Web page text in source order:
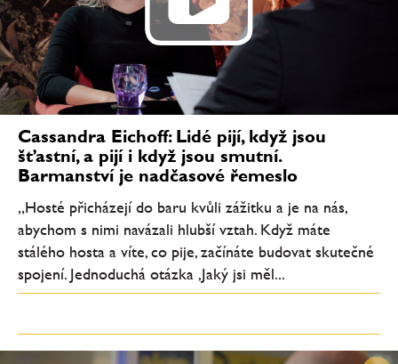
Cassandra Eichoff: Lidé pijí, když jsou
šťastní, a pijí i když jsou smutní.
Barmanství je nadčasové řemeslo
„Hosté přicházejí do baru kvůli zážitku a je na nás,
abychom s nimi navázali hlubší vztah. Když máte
stálého hosta a víte, co pije, začínáte budovat skutečné
spojení. Jednoduchá otázka ‚Jaký jsi měl...